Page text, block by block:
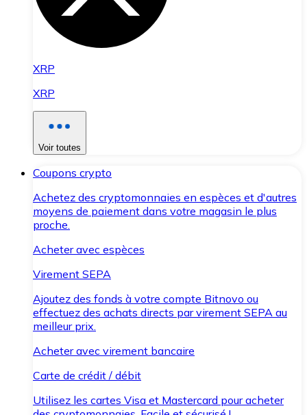
XRP
XRP
Voir toutes
Coupons crypto
Achetez des cryptomonnaies en espèces et d'autres
moyens de paiement dans votre magasin le plus
proche.
Acheter avec espèces
Virement SEPA
Ajoutez des fonds à votre compte Bitnovo ou
effectuez des achats directs par virement SEPA au
meilleur prix.
Acheter avec virement bancaire
Carte de crédit / débit
Utilisez les cartes Visa et Mastercard pour acheter